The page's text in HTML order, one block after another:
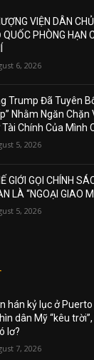
VIỆN DÂN
QUỐC PHÒNG HẠN
6, 2026
Trump Đã Tuyên
Nhằm Ngăn Chặn
Tài Chính Của Mình
5, 2026
GIỚI GỌI CHÍNH
LÀ “NGOẠI GIAO
5, 2026
hán kỷ lục ở
dân Mỹ “kêu
lơ?
7, 2026